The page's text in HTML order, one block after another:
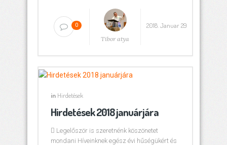
0
Tibor atya
2018. Januar 29
in Hirdetések
Hirdetések 2018 januárjára
 Legelőször is szeretnénk köszönetet
mondani Híveinknek egész évi hűségükért és